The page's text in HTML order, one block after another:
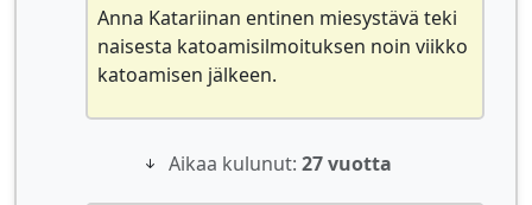
Anna Katariinan entinen miesystävä teki
naisesta katoamisilmoituksen noin viikko
katoamisen jälkeen.
Aikaa kulunut: 27 vuotta